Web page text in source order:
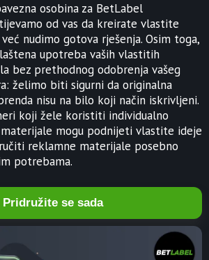
osobina za BetLabel
od vas da kreirate vlastite
nudimo gotova rješenja. Osim toga,
upotreba vaših vlastitih
bez prethodnog odobrenja vašeg
želimo biti sigurni da originalna
nisu na bilo koji način iskrivljeni.
koji žele koristiti individualno
mogu podnijeti vlastite ideje
reklamne materijale posebno
potrebama.
Pridružite se sada